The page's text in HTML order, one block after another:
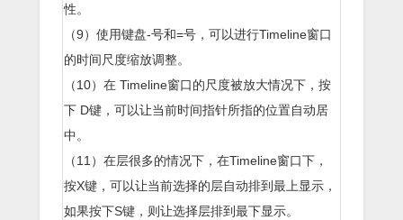
性。
（9）使用键盘-号和=号，可以进行Timeline窗口
的时间尺度缩放调整。
（10）在 Timeline窗口的尺度被放大情况下，按
下 D键，可以让当前时间指针所指的位置自动居
中。
（11）在层很多的情况下，在Timeline窗口下，
按X键，可以让当前选择的层自动排到最上显示，
如果按下S键，则让选择层排到最下显示。